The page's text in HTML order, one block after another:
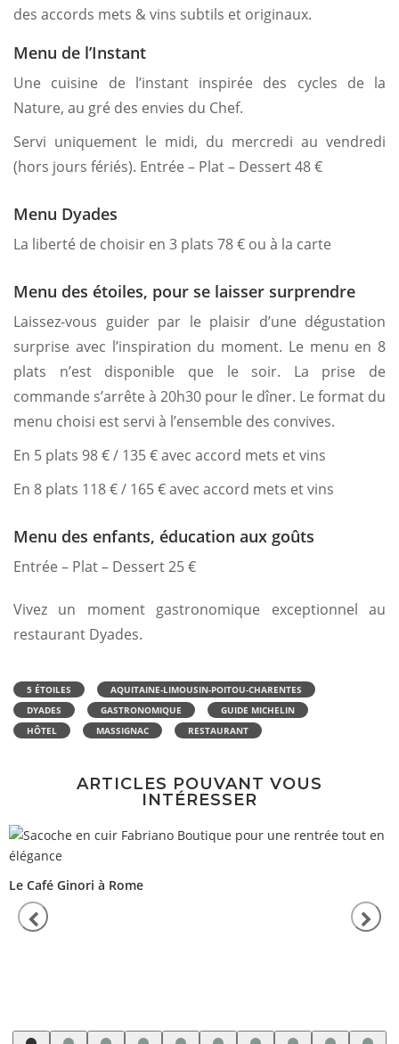
des accords mets & vins subtils et originaux.
Menu de l’Instant
Une cuisine de l’instant inspirée des cycles de la
Nature, au gré des envies du Chef.
Servi uniquement le midi, du mercredi au vendredi
(hors jours fériés). Entrée – Plat – Dessert 48 €
Menu Dyades
La liberté de choisir en 3 plats 78 € ou à la carte
Menu des étoiles, pour se laisser surprendre
Laissez-vous guider par le plaisir d’une dégustation
surprise avec l’inspiration du moment. Le menu en 8
plats n’est disponible que le soir. La prise de
commande s’arrête à 20h30 pour le dîner. Le format du
menu choisi est servi à l’ensemble des convives.
En 5 plats 98 € / 135 € avec accord mets et vins
En 8 plats 118 € / 165 € avec accord mets et vins
Menu des enfants, éducation aux goûts
Entrée – Plat – Dessert 25 €
Vivez un moment gastronomique exceptionnel au
restaurant Dyades.
5 ÉTOILES
AQUITAINE-LIMOUSIN-POITOU-CHARENTES
DYADES
GASTRONOMIQUE
GUIDE MICHELIN
HÔTEL
MASSIGNAC RESTAURANT
ARTICLES POUVANT VOUS
INTÉRESSER
Le Café Ginori à Rome